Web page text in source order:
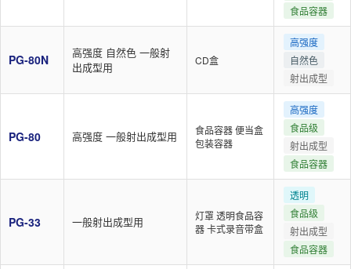
食品容器
PG-80N
高强度 自然色 一般射
出成型用
CD盒
高强度
自然色
射出成型
PG-80 高强度 一般射出成型用
食品容器 便当盒
包装容器
高强度
食品级
射出成型
食品容器
PG-33 一般射出成型用
灯罩 透明食品容
器 卡式录音带盒
透明
食品级
射出成型
食品容器